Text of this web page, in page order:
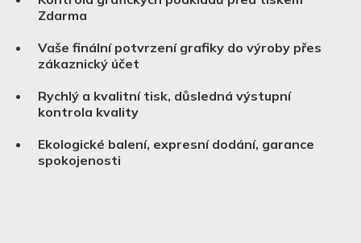
Zdarma
Vaše finální potvrzení grafiky do výroby přes
zákaznický účet
Rychlý a kvalitní tisk, důsledná výstupní
kontrola kvality
Ekologické balení, expresní dodání, garance
spokojenosti